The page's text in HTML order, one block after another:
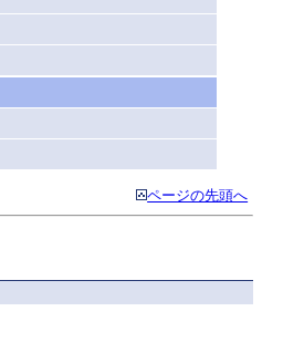
ページの先頭へ